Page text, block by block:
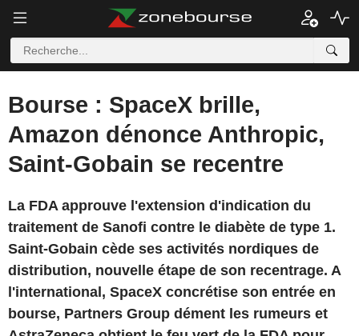
Bourse : SpaceX brille,
Amazon dénonce Anthropic,
Saint-Gobain se recentre
La FDA approuve l'extension d'indication du
traitement de Sanofi contre le diabète de type 1.
Saint-Gobain cède ses activités nordiques de
distribution, nouvelle étape de son recentrage. A
l'international, SpaceX concrétise son entrée en
bourse, Partners Group dément les rumeurs et